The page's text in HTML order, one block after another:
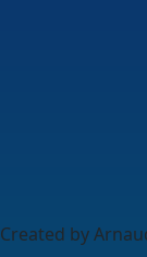
Created by